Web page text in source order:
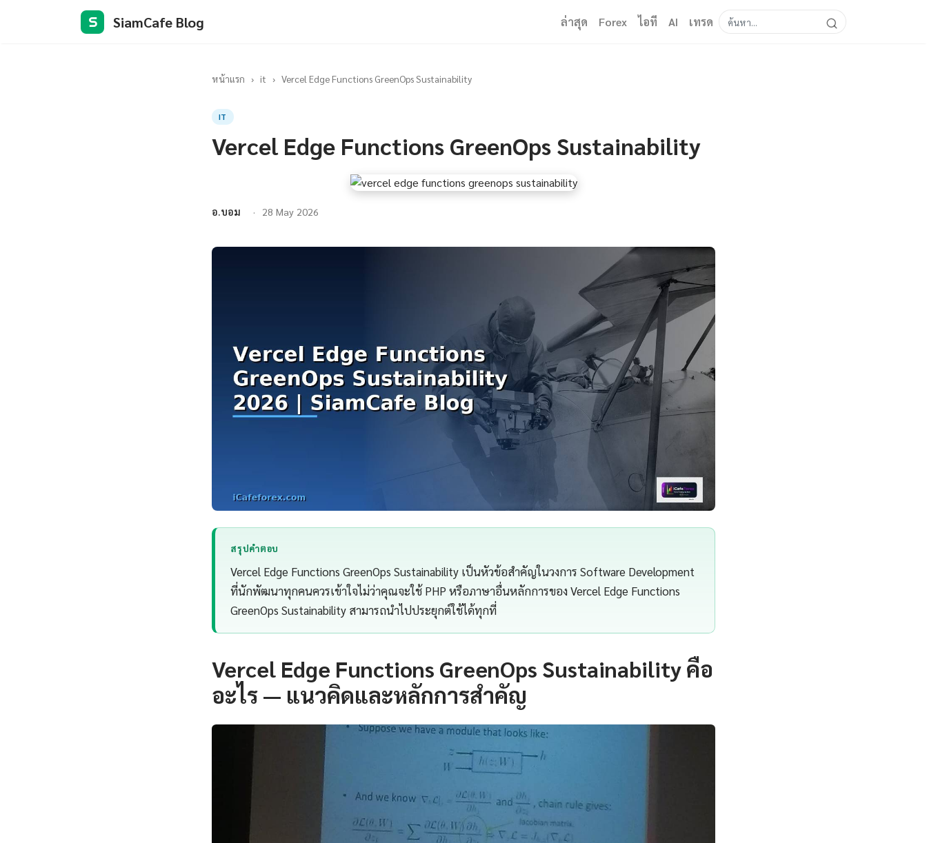
S SiamCafe Blog ล่าสุด Forex ไอที AI เทรด
หน้าแรก › it › Vercel Edge Functions GreenOps Sustainability
IT
Vercel Edge Functions GreenOps Sustainability
อ.บอม 28 May 2026
สรุปคำตอบ
Vercel Edge Functions GreenOps Sustainability เป็นหัวข้อสำคัญในวงการ Software Development
ที่นักพัฒนาทุกคนควรเข้าใจไม่ว่าคุณจะใช้ PHP หรือภาษาอื่นหลักการของ Vercel Edge Functions
GreenOps Sustainability สามารถนำไปประยุกต์ใช้ได้ทุกที่
Vercel Edge Functions GreenOps Sustainability คือ
อะไร — แนวคิดและหลักการสำคัญ